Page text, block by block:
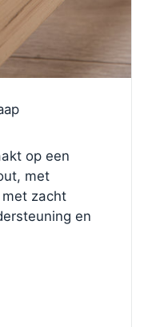
op een
met
zacht
en